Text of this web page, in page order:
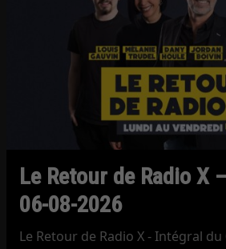
Le Retour de Radio X
06-08-2026
Le Retour de Radio X - Intégral du